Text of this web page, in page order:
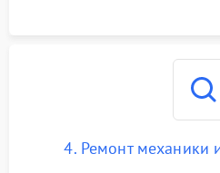
4. Ремонт механики